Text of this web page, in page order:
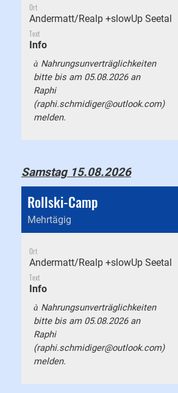
Ort
Andermatt/Realp +slowUp Seetal
Text
Info
à Nahrungsunverträglichkeiten
bitte bis am 05.08.2026 an
Raphi
(raphi.schmidiger@outlook.com)
melden.
Samstag 15.08.2026
Rollski-Camp
Mehrtägig
Ort
Andermatt/Realp +slowUp Seetal
Text
Info
à Nahrungsunverträglichkeiten
bitte bis am 05.08.2026 an
Raphi
(raphi.schmidiger@outlook.com)
melden.